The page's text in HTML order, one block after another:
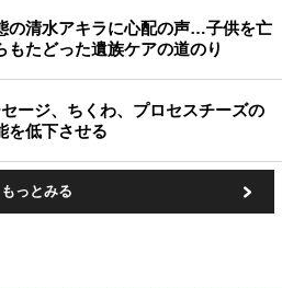
の清水アキラに心配の声…子供を亡
もたどった遺族ケアの道のり
ージ、ちくわ、プロセスチーズの
を低下させる
もっとみる